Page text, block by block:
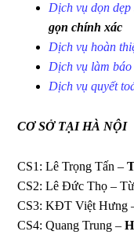
Dịch vụ dọn dẹp
gọn chính xác
Dịch vụ hoàn
Dịch vụ làm
Dịch vụ quyết
CƠ SỞ TẠI HÀ NỘI
CS1: Lê Trọng Tấn –
CS2: Lê Đức Thọ –
CS3: KĐT Việt Hưng
CS4: Quang Trung –